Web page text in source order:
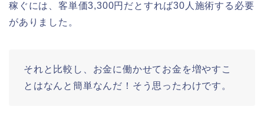
稼ぐには、客単価3,300円だとすれば30人施術する必要
がありました。
それと比較し、お金に働かせてお金を増やすこ
とはなんと簡単なんだ！そう思ったわけです。